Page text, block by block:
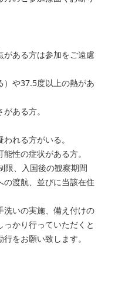
がある方は参加をご遠慮
）や37.5度以上の熱があ
ある方。
れる方がいる。
性の症状がある方。
限、入国後の観察期間
の渡航、並びに当該在住
洗いの実施、備え付けの
かり行っていただくと
をお願い致します。